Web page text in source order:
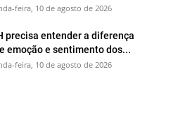
feira, 10 de agosto de 2026
precisa entender a diferença
emoção e sentimento dos...
feira, 10 de agosto de 2026